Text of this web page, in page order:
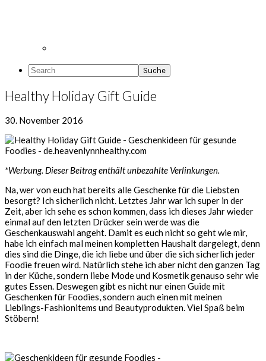
Search
Healthy Holiday Gift Guide
30. November 2016
*Werbung. Dieser Beitrag enthält unbezahlte Verlinkungen.
Na, wer von euch hat bereits alle Geschenke für die Liebsten
besorgt? Ich sicherlich nicht. Letztes Jahr war ich super in der
Zeit, aber ich sehe es schon kommen, dass ich dieses Jahr wieder
einmal auf den letzten Drücker sein werde was die
Geschenkauswahl angeht. Damit es euch nicht so geht wie mir,
habe ich einfach mal meinen kompletten Haushalt dargelegt, denn
dies sind die Dinge, die ich liebe und über die sich sicherlich jeder
Foodie freuen wird. Natürlich stehe ich aber nicht den ganzen Tag
in der Küche, sondern liebe Mode und Kosmetik genauso sehr wie
gutes Essen. Deswegen gibt es nicht nur einen Guide mit
Geschenken für Foodies, sondern auch einen mit meinen
Lieblings-Fashionitems und Beautyprodukten. Viel Spaß beim
Stöbern!